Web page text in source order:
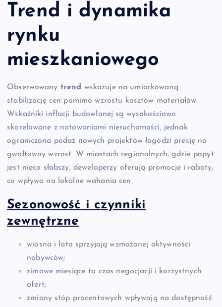
Trend i dynamika
rynku
mieszkaniowego
Obserwowany trend wskazuje na umiarkowaną
stabilizację cen pomimo wzrostu kosztów materiałów.
Wskaźniki inflacji budowlanej są wysokościowo
skorelowane z notowaniami nieruchomości, jednak
ograniczona podaż nowych projektów łagodzi presję na
gwałtowny wzrost. W miastach regionalnych, gdzie popyt
jest nieco słabszy, deweloperzy oferują promocje i rabaty,
co wpływa na lokalne wahania cen.
Sezonowość i czynniki
zewnętrzne
wiosna i lato sprzyjają wzmożonej aktywności
nabywców;
zimowe miesiące to czas negocjacji i korzystnych
ofert;
zmiany stóp procentowych wpływają na dostępność